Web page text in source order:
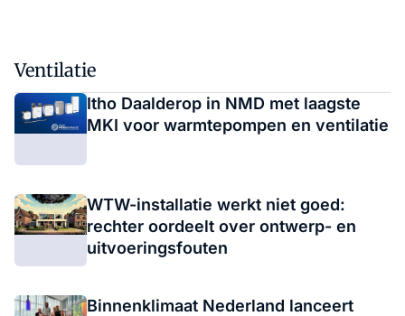
Ventilatie
Itho Daalderop in NMD met laagste
MKI voor warmtepompen en ventilatie
WTW-installatie werkt niet goed:
rechter oordeelt over ontwerp- en
uitvoeringsfouten
Binnenklimaat Nederland lanceert